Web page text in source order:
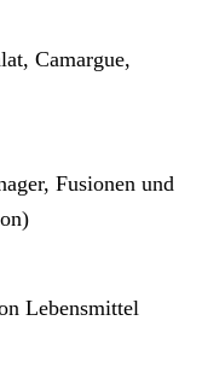
Camargue,
Fusionen und
Lebensmittel